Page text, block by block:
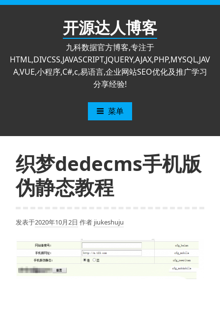
跳
开源达人博客
九科数据官方博客,专注于
HTML,DIVCSS,JAVASCRIPT,JQUERY,AJAX,PHP,MYSQL,JAV
A,VUE,小程序,C#,c,易语言,企业网站SEO优化及推广学习
分享经验!
菜单
织梦dedecms手机版
伪静态教程
发表于2020年10月2日 作者 jiukeshuju